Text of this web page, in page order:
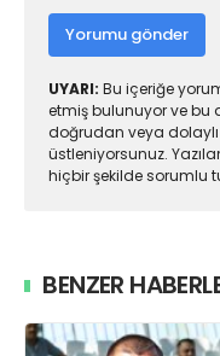
Yorumu gönder
UYARI: Bu içeriğe
etmiş bulunuyor ve bu
doğrudan veya dolaylı
üstleniyorsunuz.
hiçbir şekilde sorumlu
BENZER